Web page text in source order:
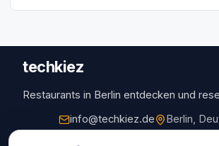
techkiez
Restaurants in Berlin entdecken und
info@techkiez.de
Berlin,